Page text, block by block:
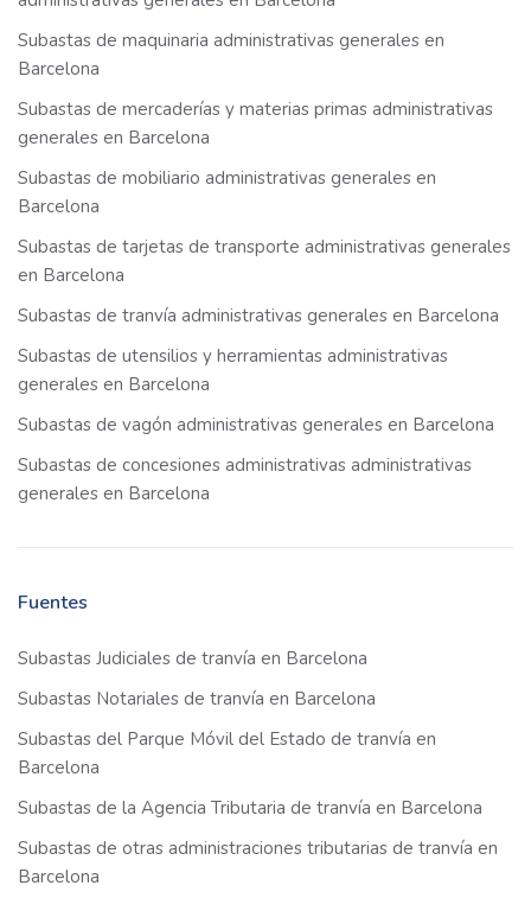
Subastas de maquinaria administrativas generales en
Barcelona
Subastas de mercaderías y materias primas administrativas
generales en Barcelona
Subastas de mobiliario administrativas generales en
Barcelona
Subastas de tarjetas de transporte administrativas generales
en Barcelona
Subastas de tranvía administrativas generales en Barcelona
Subastas de utensilios y herramientas administrativas
generales en Barcelona
Subastas de vagón administrativas generales en Barcelona
Subastas de concesiones administrativas administrativas
generales en Barcelona
Fuentes
Subastas Judiciales de tranvía en Barcelona
Subastas Notariales de tranvía en Barcelona
Subastas del Parque Móvil del Estado de tranvía en
Barcelona
Subastas de la Agencia Tributaria de tranvía en Barcelona
Subastas de otras administraciones tributarias de tranvía en
Barcelona